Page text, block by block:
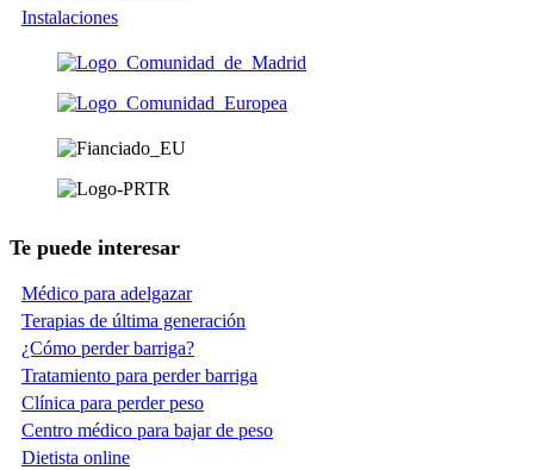
Instalaciones
Te puede interesar
Médico para adelgazar
Terapias de última generación
¿Cómo perder barriga?
Tratamiento para perder barriga
Clínica para perder peso
Centro médico para bajar de peso
Dietista online